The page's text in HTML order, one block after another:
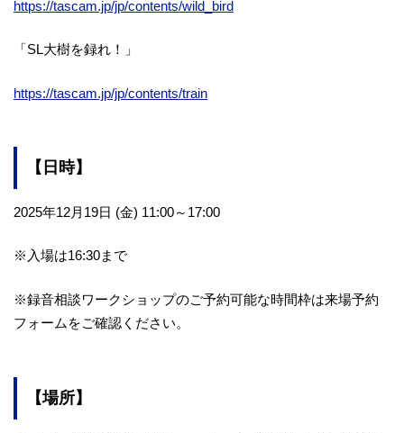
https://tascam.jp/jp/contents/wild_bird
「SL大樹を録れ！」
https://tascam.jp/jp/contents/train
【日時】
2025年12月19日 (金) 11:00～17:00
※入場は16:30まで
※録音相談ワークショップのご予約可能な時間枠は来場予約
フォームをご確認ください。
【場所】